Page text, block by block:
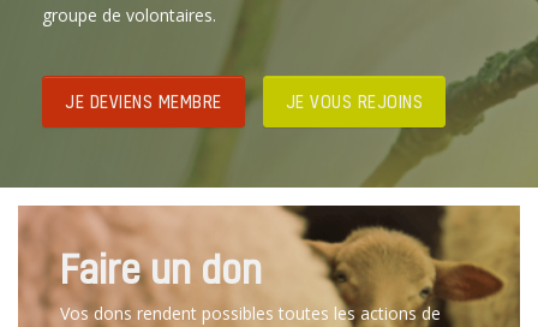
groupe de volontaires.
JE DEVIENS MEMBRE JE VOUS REJOINS
Faire un don
Vos dons rendent possibles toutes les actions de